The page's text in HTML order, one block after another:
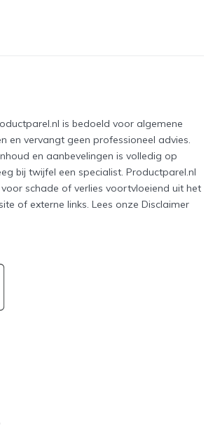
is bedoeld voor algemene
en vervangt geen professioneel advies.
en aanbevelingen is volledig op
bij twijfel een specialist. Productparel.nl
schade of verlies voortvloeiend uit het
of externe links. Lees onzeDisclaimer